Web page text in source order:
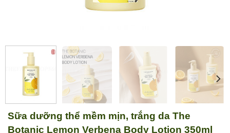
Sữa dưỡng thể mềm mịn, trắng da The
Botanic Lemon Verbena Body Lotion 350ml